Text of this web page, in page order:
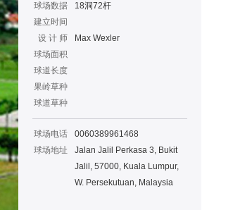
球场数据
18洞72杆
建立时间
设 计 师
Max Wexler
球场面积
球道长度
果岭草种
球道草种
球场电话
0060389961468
球场地址
Jalan Jalil Perkasa 3, Bukit
Jalil, 57000, Kuala Lumpur,
W. Persekutuan, Malaysia